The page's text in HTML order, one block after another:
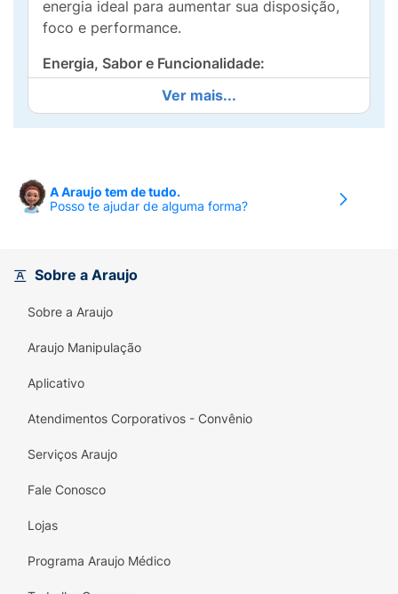
energia ideal para aumentar sua disposição,
foco e performance.
Energia, Sabor e Funcionalidade:
Fórmula Energética:Contém uma base de
metabolismo energético.
porção satisfatória para um
energia prolongado.
Pronto para Consumo:
gelada.
Mantenha seu foco e sua energia no topo.
Energy Drink Chá-Mate com Limão
Ver mais...
A Araujo tem de tudo.
Posso te ajudar de alguma forma?
Sobre a Araujo
Sobre a Araujo
Araujo Manipulação
Aplicativo
Atendimentos Corporativos - Convênio
Serviços Araujo
Fale Conosco
Lojas
Programa Araujo Médico